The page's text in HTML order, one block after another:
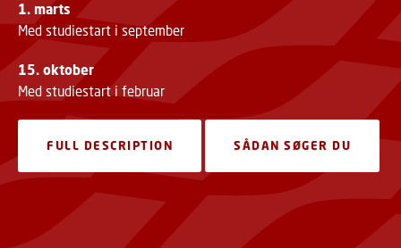
1. marts
Med studiestart i september
15. oktober
Med studiestart i februar
FULL DESCRIPTION SÅDAN SØGER DU